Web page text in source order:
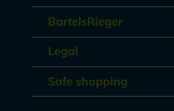
BartelsRieger
Legal
Safe shopping